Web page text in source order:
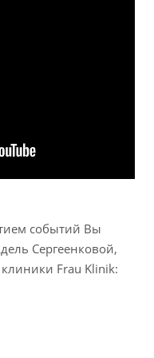
событий Вы
Cергеенковой,
Frau Klinik: